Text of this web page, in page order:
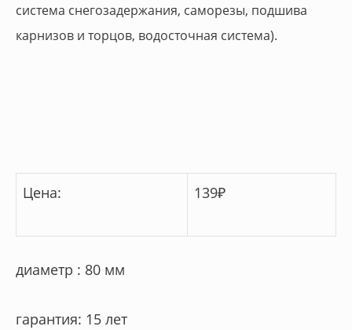
система снегозадержания, саморезы, подшива
карнизов и торцов, водосточная система).
Цена: 139₽
диаметр : 80 мм
гарантия: 15 лет